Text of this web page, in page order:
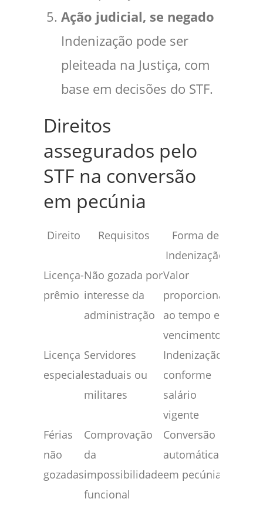
Ação judicial, se negado
Indenização pode ser
pleiteada na Justiça, com
base em decisões do STF.
Direitos
assegurados pelo
STF na conversão
em pecúnia
Direito Requisitos
Forma de
Indenização
Licença-
prêmio
Não gozada por
interesse da
administração
Valor
proporcional
ao tempo e
vencimentos
Licença
especial
Servidores
estaduais ou
militares
Indenização
conforme
salário
vigente
Férias
não
gozadas
Comprovação
da
impossibilidade
funcional
Conversão
automática
em pecúnia